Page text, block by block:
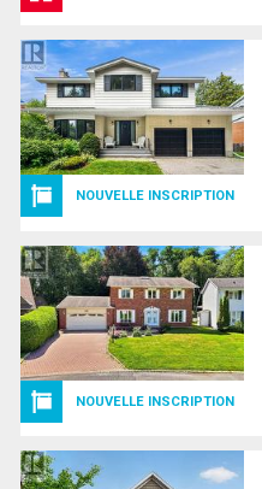
NOUVELLE INSCRIPTION
NOUVELLE INSCRIPTION